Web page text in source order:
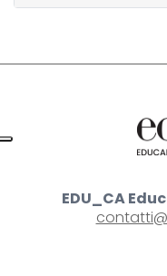
EDU_CA